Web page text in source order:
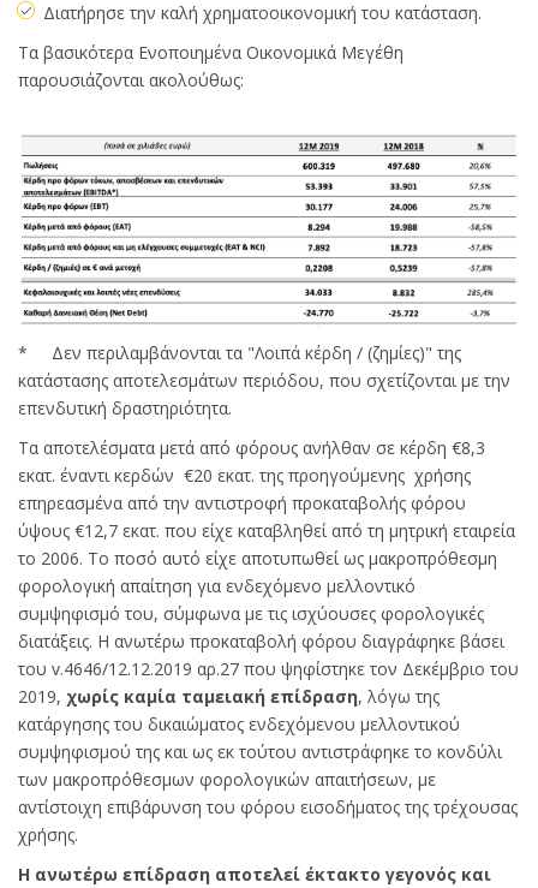
Διατήρησε την καλή χρηματοοικονομική του κατάσταση.
Τα βασικότερα Ενοποιημένα Οικονομικά Μεγέθη
παρουσιάζονται ακολούθως:
* Δεν περιλαμβάνονται τα "Λοιπά κέρδη / (ζημίες)" της
κατάστασης αποτελεσμάτων περιόδου, που σχετίζονται με την
επενδυτική δραστηριότητα.
Τα αποτελέσματα μετά από φόρους ανήλθαν σε κέρδη €8,3
εκατ. έναντι κερδών €20 εκατ. της προηγούμενης χρήσης
επηρεασμένα από την αντιστροφή προκαταβολής φόρου
ύψους €12,7 εκατ. που είχε καταβληθεί από τη μητρική εταιρεία
το 2006. Το ποσό αυτό είχε αποτυπωθεί ως μακροπρόθεσμη
φορολογική απαίτηση για ενδεχόμενο μελλοντικό
συμψηφισμό του, σύμφωνα με τις ισχύουσες φορολογικές
διατάξεις. Η ανωτέρω προκαταβολή φόρου διαγράφηκε βάσει
του v.4646/12.12.2019 αρ.27 που ψηφίστηκε τον Δεκέμβριο του
2019, χωρίς καμία ταμειακή επίδραση, λόγω της
κατάργησης του δικαιώματος ενδεχόμενου μελλοντικού
συμψηφισμού της και ως εκ τούτου αντιστράφηκε το κονδύλι
των μακροπρόθεσμων φορολογικών απαιτήσεων, με
αντίστοιχη επιβάρυνση του φόρου εισοδήματος της τρέχουσας
χρήσης.
Η ανωτέρω επίδραση αποτελεί έκτακτο γεγονός και